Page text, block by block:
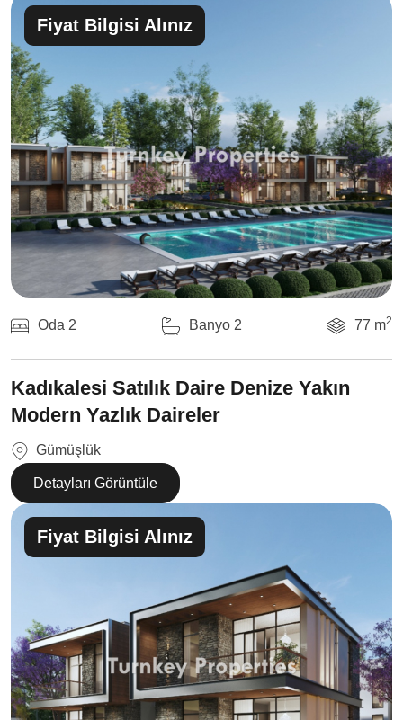
Fiyat Bilgisi Alınız
Oda 2 Banyo 2 77 m2
Kadıkalesi Satılık Daire Denize Yakın
Modern Yazlık Daireler
Gümüşlük
Detayları Görüntüle
Fiyat Bilgisi Alınız